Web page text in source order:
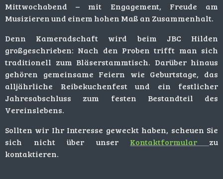
Mittwochabend – mit Engagement, Freude am
Musizieren und einem hohen Maß an Zusammenhalt.
Denn Kameradschaft wird beim JBC Hilden
großgeschrieben: Nach den Proben trifft man sich
traditionell zum Bläserstammtisch. Darüber hinaus
gehören gemeinsame Feiern wie Geburtstage, das
alljährliche Reibekuchenfest und ein festlicher
Jahresabschluss zum festen Bestandteil des
Vereinslebens.
Sollten wir Ihr Interesse geweckt haben, scheuen Sie
sich nicht über unser Kontaktformular zu
kontaktieren.